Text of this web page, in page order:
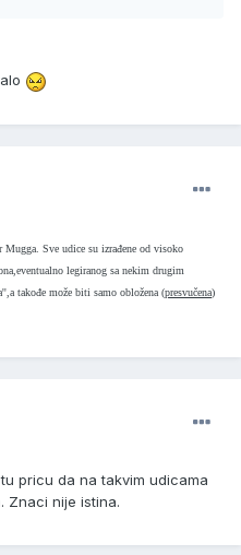
Sve udice su izrađene od visoko
legiranog sa nekim drugim
takođe može biti samo obložena (presvučena)
pricu da na takvim udicama
Znaci nije istina.